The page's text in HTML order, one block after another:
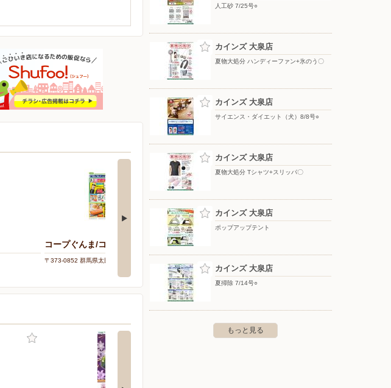
コープぐんま/コープ新井店
〒373-0852 群馬県太田市新井町533-2
人工砂 7/25号○
カインズ 大泉店
夏物大処分 ハンディーファン+氷のう〇
カインズ 大泉店
サイエンス・ダイエット（犬）8/8号○
カインズ 大泉店
夏物大処分 Tシャツ+スリッパ〇
カインズ 大泉店
ポップアップテント
カインズ 大泉店
夏掃除 7/14号○
もっと見る